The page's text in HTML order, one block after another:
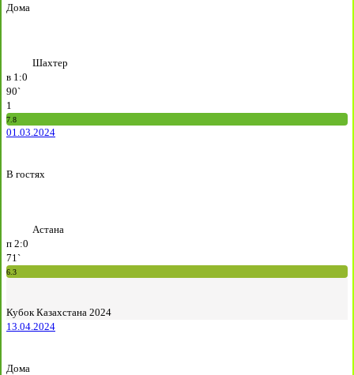
Дома
Шахтер
в 1:0
90`
1
7.8
01.03.2024
В гостях
Астана
п 2:0
71`
6.3
Кубок Казахстана 2024
13.04.2024
Дома